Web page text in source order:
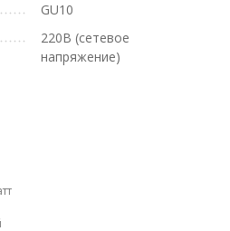
GU10
220В (сетевое
напряжение)